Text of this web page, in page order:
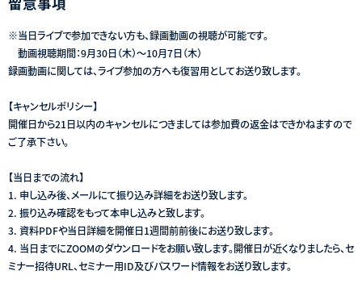
※当日ライブで参加できない方も、録画動画の視聴が可能です。
動画視聴期間：9月30日（木）〜10月7日（木）
録画動画に関しては、ライブ参加の方へも復習用としてお送り致します。
【キャンセルポリシー】
開催日から21日以内のキャンセルにつきましては参加費の返金はできかねますので
ご了承下さい。
【当日までの流れ】
1. 申し込み後、メールにて振り込み詳細をお送り致します。
2. 振り込み確認をもって本申し込みと致します。
3. 資料PDFや当日詳細を開催日1週間前前後にお送り致します。
4. 当日までにZOOMのダウンロードをお願い致します。開催日が近くなりましたら、セ
ミナー招待URL、セミナー用ID及びパスワード情報をお送り致します。